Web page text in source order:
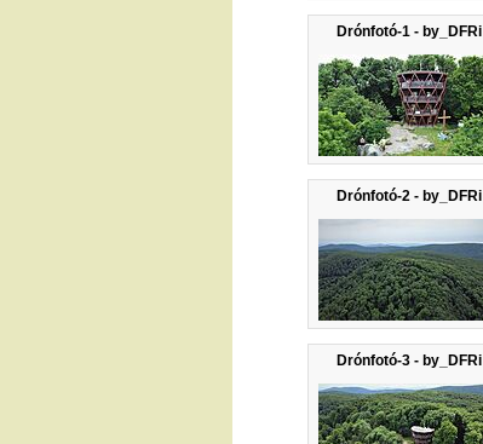
Drónfotó-1 - by_DFRi
Drónfotó-2 - by_DFRi
Drónfotó-3 - by_DFRi